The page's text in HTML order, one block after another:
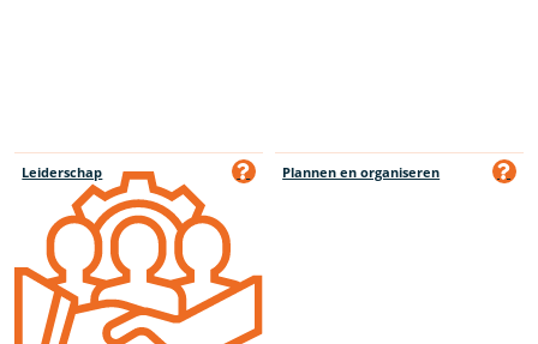
Leiderschap Plannen en organiseren